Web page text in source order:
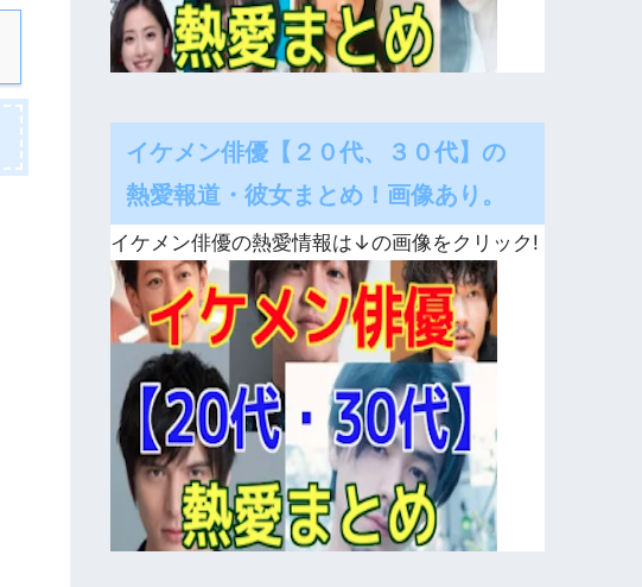
イケメン俳優【２０代、３０代】の
熱愛報道・彼女まとめ！画像あり。
イケメン俳優の熱愛情報は↓の画像をクリック!